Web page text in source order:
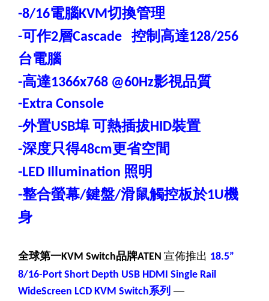
-8/16電腦KVM切換管理
-可作2層Cascade 控制高達128/256
台電腦
-高達1366x768 @60Hz影視品質
-Extra Console
-外置USB埠可熱插拔HID裝置
-深度只得48cm更省空間
-LED Illumination 照明
-整合螢幕/鍵盤/滑鼠觸控板於1U機
身
全球第一KVM Switch品牌ATEN 宣佈推出 18.5”
8/16-Port Short Depth USB HDMI Single Rail
WideScreen LCD KVM Switch系列 —